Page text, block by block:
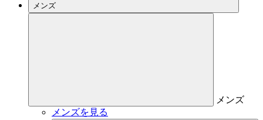
メンズ
メンズ
メンズを見る